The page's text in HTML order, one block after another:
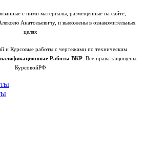
с ними материалы, размещенные на сайте,
Анатольевичу, и выложены в ознакомительных
целях
и Курсовые работы с чертежами по техническим
Работы ВКР. Все права защищены.
КурсовойРФ